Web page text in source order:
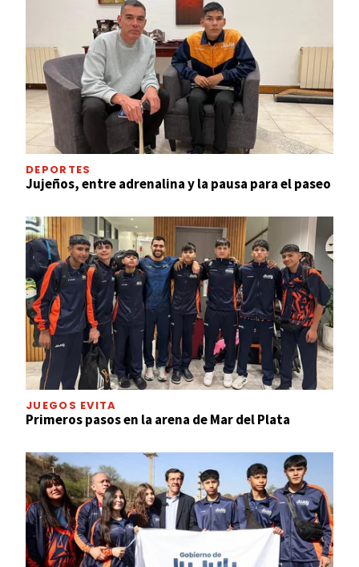
DEPORTES
Jujeños, entre adrenalina y la pausa para el paseo
JUEGOS EVITA
Primeros pasos en la arena de Mar del Plata